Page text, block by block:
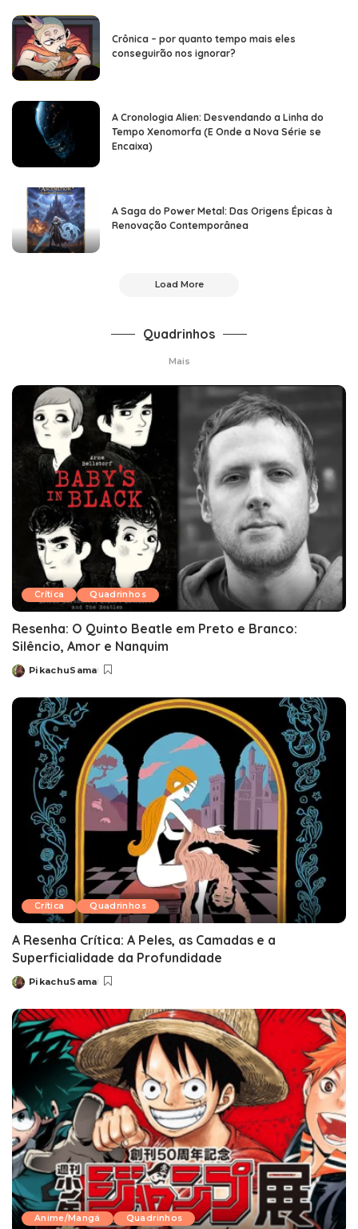
Crônica – por quanto tempo mais eles
conseguirão nos ignorar?
A Cronologia Alien: Desvendando a Linha do
Tempo Xenomorfa (E Onde a Nova Série se
Encaixa)
A Saga do Power Metal: Das Origens Épicas à
Renovação Contemporânea
Load More
Quadrinhos
Mais
Crítica Quadrinhos
Resenha: O Quinto Beatle em Preto e Branco:
Silêncio, Amor e Nanquim
Posted
PikachuSama
Crítica Quadrinhos
A Resenha Crítica: A Peles, as Camadas e a
Superficialidade da Profundidade
Posted
PikachuSama
Anime/Mangá Quadrinhos